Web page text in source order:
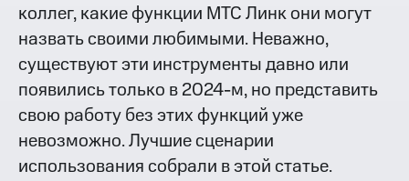
коллег, какие функции МТС Линк они могут
назвать своими любимыми. Неважно,
существуют эти инструменты давно или
появились только в 2024-м, но представить
свою работу без этих функций уже
невозможно. Лучшие сценарии
использования собрали в этой статье.